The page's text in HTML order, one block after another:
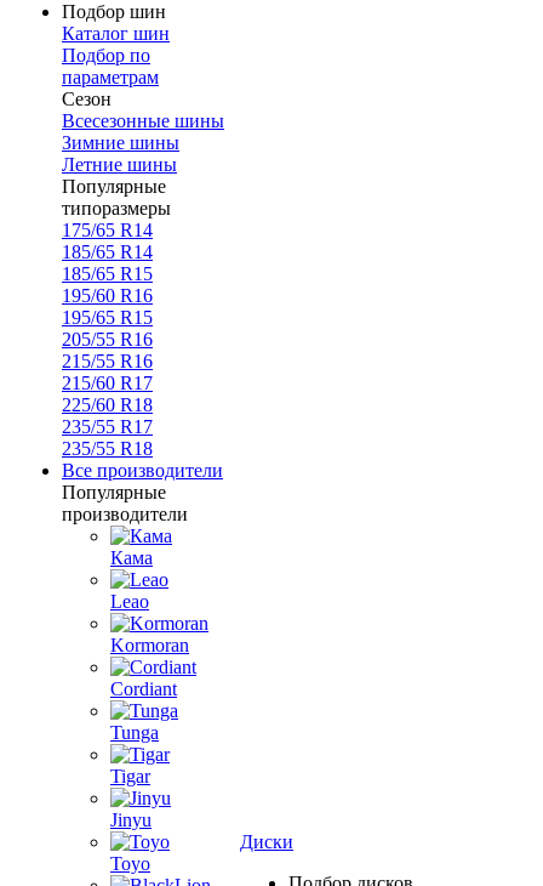
Подбор шин
Каталог шин
Подбор по
параметрам
Сезон
Всесезонные шины
Зимние шины
Летние шины
Популярные
типоразмеры
175/65 R14
185/65 R14
185/65 R15
195/60 R16
195/65 R15
205/55 R16
215/55 R16
215/60 R17
225/60 R18
235/55 R17
235/55 R18
Все производители
Популярные
производители
Кама
Leao
Kormoran
Cordiant
Tunga
Tigar
Jinyu
Toyo
Диски